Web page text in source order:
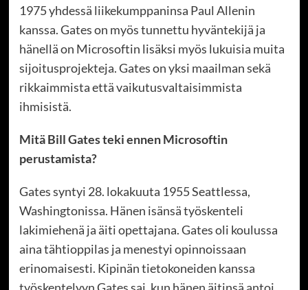
1975 yhdessä liikekumppaninsa Paul Allenin
kanssa. Gates on myös tunnettu hyväntekijä ja
hänellä on Microsoftin lisäksi myös lukuisia muita
sijoitusprojekteja. Gates on yksi maailman sekä
rikkaimmista että vaikutusvaltaisimmista
ihmisistä.
Mitä Bill Gates teki ennen Microsoftin
perustamista?
Gates syntyi 28. lokakuuta 1955 Seattlessa,
Washingtonissa. Hänen isänsä työskenteli
lakimiehenä ja äiti opettajana. Gates oli koulussa
aina tähtioppilas ja menestyi opinnoissaan
erinomaisesti. Kipinän tietokoneiden kanssa